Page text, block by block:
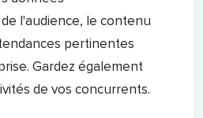
l'audience, le contenu
pertinentes
Gardez également
de vos concurrents.